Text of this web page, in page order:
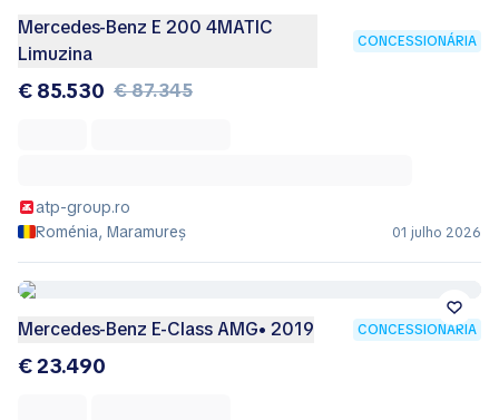
Mercedes-Benz E 200 4MATIC
Limuzina
CONCESSIONÁRIA
€ 85.530 € 87.345
atp-group.ro
Roménia, Maramureș
01 julho 2026
Mercedes-Benz E-Class AMG• 2019 CONCESSIONÁRIA
€ 23.490